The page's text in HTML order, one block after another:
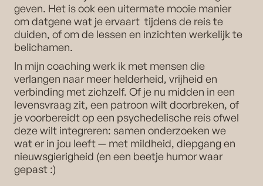
geven. Het is ook een uitermate mooie manier
om datgene wat je ervaart tijdens de reis te
duiden, of om de lessen en inzichten werkelijk te
belichamen.
In mijn coaching werk ik met mensen die
verlangen naar meer helderheid, vrijheid en
verbinding met zichzelf. Of je nu midden in een
levensvraag zit, een patroon wilt doorbreken, of
je voorbereidt op een psychedelische reis ofwel
deze wilt integreren: samen onderzoeken we
wat er in jou leeft — met mildheid, diepgang en
nieuwsgierigheid (en een beetje humor waar
gepast :)